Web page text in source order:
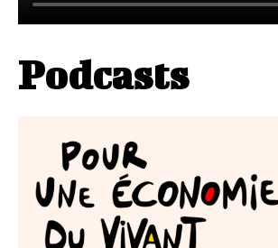
Podcasts